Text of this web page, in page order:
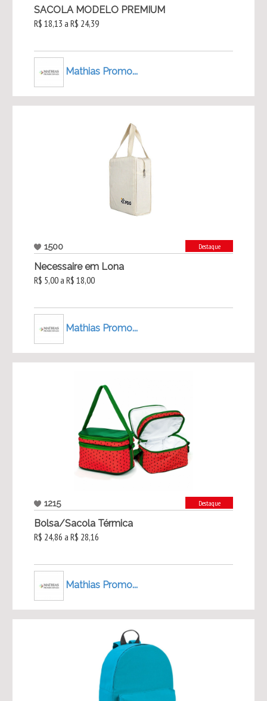
SACOLA MODELO PREMIUM
R$ 18,13 a R$ 24,39
Mathias Promo...
1500 Destaque
Necessaire em Lona
R$ 5,00 a R$ 18,00
Mathias Promo...
1215 Destaque
Bolsa/Sacola Térmica
R$ 24,86 a R$ 28,16
Mathias Promo...